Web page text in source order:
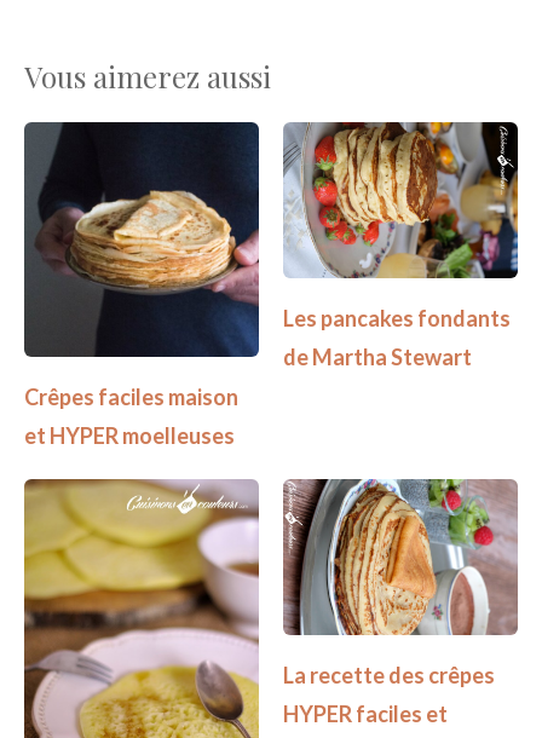
Vous aimerez aussi
Crêpes faciles maison
et HYPER moelleuses
Les pancakes fondants
de Martha Stewart
La recette des crêpes
HYPER faciles et